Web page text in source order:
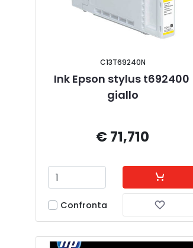
C13T69240N
Ink Epson stylus t692400
giallo
€ 71,710
Confronta